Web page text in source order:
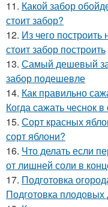
11. Какой забор
стоит забор?
12. Из чего
стоит забор построить
13. Самый дешевый
забор подешевле
14. Как правильно
Когда сажать чеснок
15. Сорт красных
сорт яблони?
16. Что делать если
от лишней соли в
17. Подготовка
Подготовка плодовых